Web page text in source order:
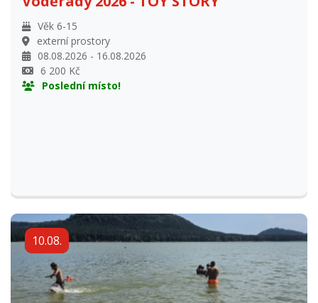
externí prostory
08.08.2026 - 16.08.2026
6 200 Kč
Poslední místo!
10.08.